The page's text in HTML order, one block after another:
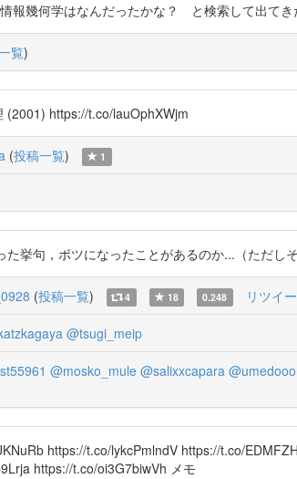
報幾何学はなんだったかな？ と検索して出て
覧)
(2001) https://t.co/lauOphXWjm
(投稿一覧) 1
挙句，ボツになったことがあるのか...（ただ
(投稿一覧) 4 18 0.248 リツイ
@tsugi_meip
@mosko_mule @salixxcapara
https://t.co/lykcPmlndV https://t.co/
https://t.co/oi3G7biwVh メモ